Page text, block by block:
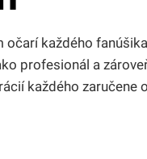
každého
profesionál a
každého zaručene